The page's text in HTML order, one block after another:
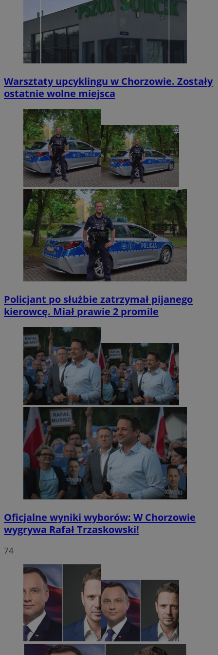
Warsztaty upcyklingu w Chorzowie. Zostały
ostatnie wolne miejsca
Policjant po służbie zatrzymał pijanego
kierowcę. Miał prawie 2 promile
Oficjalne wyniki wyborów: W Chorzowie
wygrywa Rafał Trzaskowski!
74